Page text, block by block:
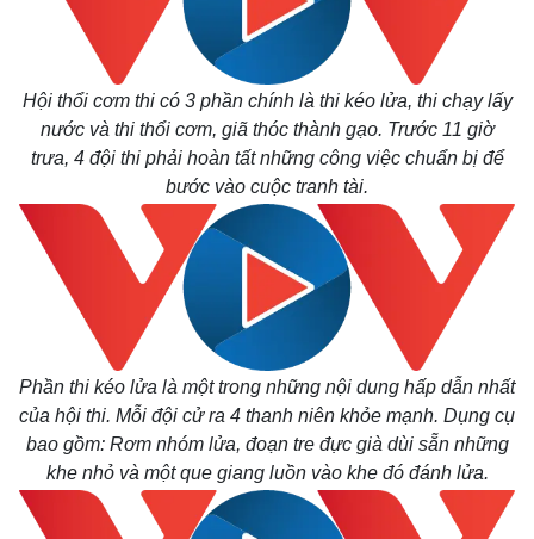
Hội thổi cơm thi có 3 phần chính là thi kéo lửa, thi chạy lấy
nước và thi thổi cơm, giã thóc thành gạo. Trước 11 giờ
trưa, 4 đội thi phải hoàn tất những công việc chuẩn bị để
bước vào cuộc tranh tài.
Phần thi kéo lửa là một trong những nội dung hấp dẫn nhất
của hội thi. Mỗi đội cử ra 4 thanh niên khỏe mạnh. Dụng cụ
bao gồm: Rơm nhóm lửa, đoạn tre đực già dùi sẵn những
khe nhỏ và một que giang luồn vào khe đó đánh lửa.